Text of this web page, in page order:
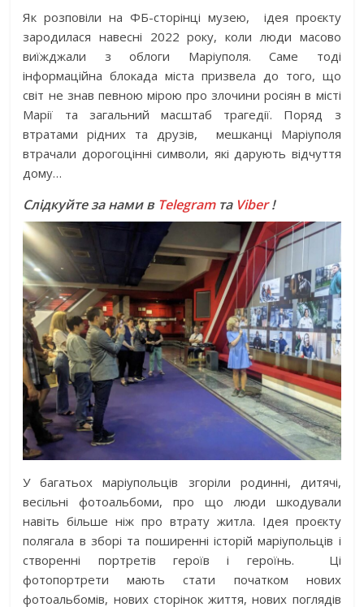
Як розповіли на ФБ-сторінці музею, ідея проєкту
зародилася навесні 2022 року, коли люди масово
виїжджали з облоги Маріуполя. Саме тоді
інформаційна блокада міста призвела до того, що
світ не знав певною мірою про злочини росіян в місті
Марії та загальний масштаб трагедії. Поряд з
втратами рідних та друзів, мешканці Маріуполя
втрачали дорогоцінні символи, які дарують відчуття
дому…
Слідкуйте за нами в Telegramта Viber!
У багатьох маріупольців згоріли родинні, дитячі,
весільні фотоальбоми, про що люди шкодували
навіть більше ніж про втрату житла. Ідея проєкту
полягала в зборі та поширенні історій маріупольців і
створенні портретів героїв і героїнь. Ці
фотопортрети мають стати початком нових
фотоальбомів, нових сторінок життя, нових поглядів